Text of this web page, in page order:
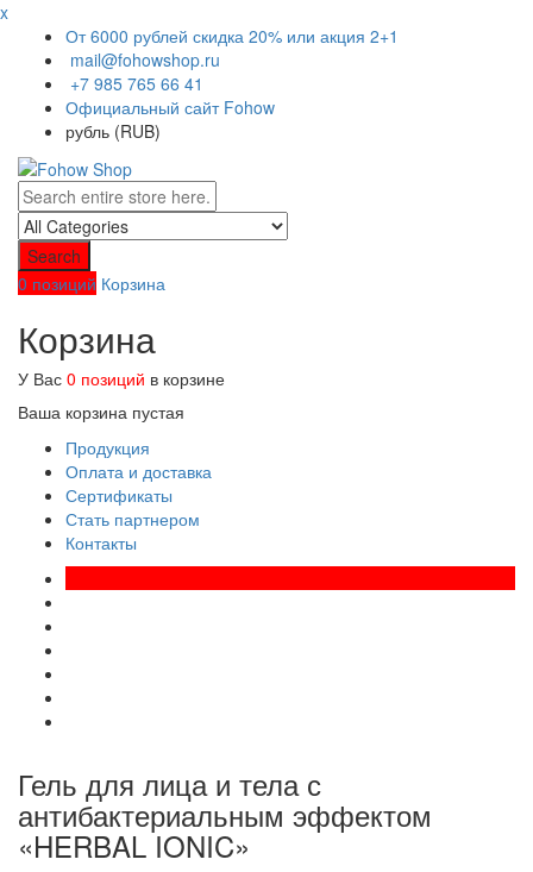
x
От 6000 рублей скидка 20% или акция 2+1
mail@fohowshop.ru
+7 985 765 66 41
Официальный сайт Fohow
рубль (RUB)
Search
0 позиций Корзина
Корзина
У Вас 0 позиций в корзине
Ваша корзина пустая
Продукция
Оплата и доставка
Сертификаты
Стать партнером
Контакты
Гель для лица и тела с
антибактериальным эффектом
«HERBAL IONIC»